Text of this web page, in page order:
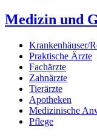
Medizin und
Krankenhäuser/
Praktische Ärzte
Fachärzte
Zahnärzte
Tierärzte
Apotheken
Medizinische
Pflege